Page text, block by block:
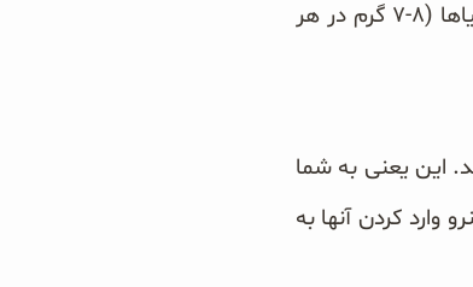
و سیب (حدود ۵ گرم در یک عدد متوسط)، بروکلی (۵ گرم در هر یک لیوان پخته)، عدس و لوبیاها (۸-۷ گرم در هر
این یعنی به شما
کردن آنها به